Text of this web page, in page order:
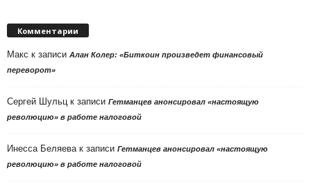
Комментарии
Макс к записи Алан Колер: «Биткоин произведет финансовый
переворот»
Сергей Шульц к записи Гетманцев анонсировал «настоящую
революцию» в работе налоговой
Инесса Беляева к записи Гетманцев анонсировал «настоящую
революцию» в работе налоговой